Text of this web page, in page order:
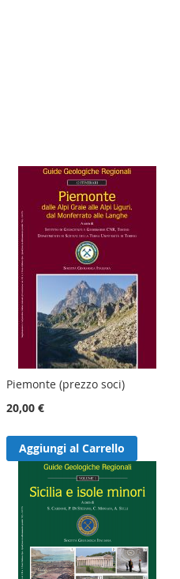
Piemonte (prezzo soci)
20,00 €
Aggiungi al Carrello